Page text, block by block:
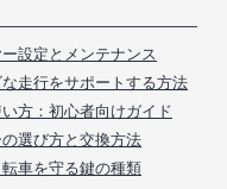
設定とメンテナンス
走行をサポートする方法
方：初心者向けガイド
選び方と交換方法
車を守る鍵の種類